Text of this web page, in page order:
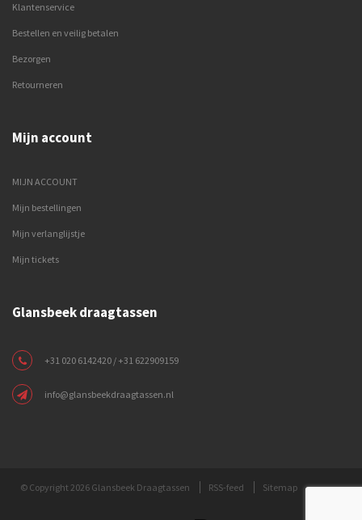
Klantenservice
Bestellen en veilig betalen
Bezorgen
Retourneren
Mijn account
MIJN ACCOUNT
Mijn bestellingen
Mijn verlanglijstje
Mijn tickets
Glansbeek draagtassen
+31 020 6142420 / +31 622909159
info@glansbeekdraagtassen.nl
© Copyright 2026 Glansbeek Draagtassen RSS-feed Sitemap